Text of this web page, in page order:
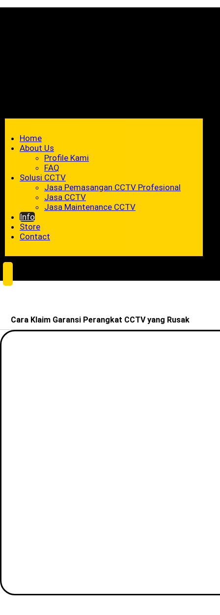
Home
About Us
Profile Kami
FAQ
Solusi CCTV
Jasa Pemasangan CCTV Profesional
Jasa CCTV
Jasa Maintenance CCTV
Info
Store
Contact
Cara Klaim Garansi Perangkat CCTV yang Rusak